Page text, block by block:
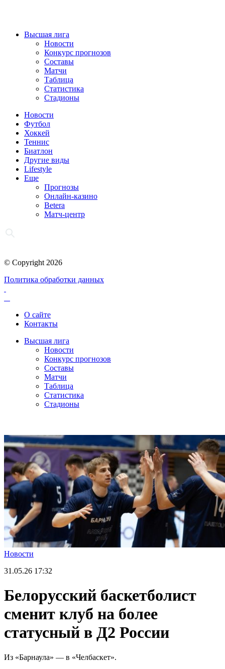
Высшая лига
Новости
Конкурс прогнозов
Составы
Матчи
Таблица
Статистика
Стадионы
Новости
Футбол
Хоккей
Теннис
Биатлон
Другие виды
Lifestyle
Еще
Прогнозы
Онлайн-казино
Betera
Матч-центр
© Copyright 2026
Политика обработки данных
О сайте
Контакты
Высшая лига
Новости
Конкурс прогнозов
Составы
Матчи
Таблица
Статистика
Стадионы
Новости
31.05.26 17:32
Белорусский баскетболист
сменит клуб на более
статусный в Д2 России
Из «Барнаула» — в «Челбаскет».